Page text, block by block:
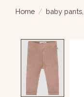
Home / baby